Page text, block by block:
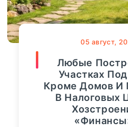
​ Спрос на страховые полисы на случай
онкологических
«Росгосстрах»,
сегмента. Больше
Мнение
Финансы
Видео
Сбербанк
05 август,
Любые
Участках
Кроме Домов И
В Налоговых